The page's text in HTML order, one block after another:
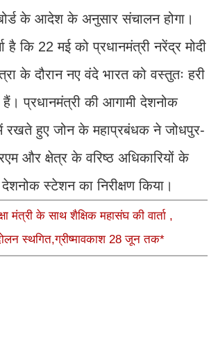
के आदेश के अनुसार संचालन होगा।
है कि 22 मई को प्रधानमंत्री नरेंद्र मोदी
के दौरान नए वंदे भारत को वस्तुतः हरी
प्रधानमंत्री की आगामी देशनोक
में रखते हुए जोन के महाप्रबंधक ने जोधपुर-
और क्षेत्र के वरिष्ठ अधिकारियों के
स्टेशन का निरीक्षण किया।
मंत्री के साथ शैक्षिक महासंघ की वार्ता ,
स्थगित,ग्रीष्मावकाश 28 जून तक*